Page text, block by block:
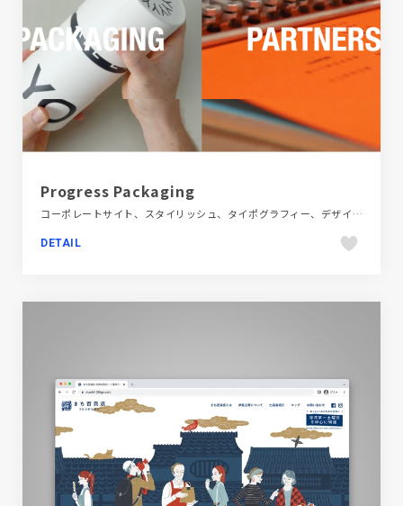
Progress Packaging
コーポレートサイト、スタイリッシュ、タイポグラフィー、デザイン・アート・音楽・文芸、ファッション・ビューティー、フラットデザイン、ブラック系 、ブランド・サービスサイト、ホワイト系、海外サイト
DETAIL